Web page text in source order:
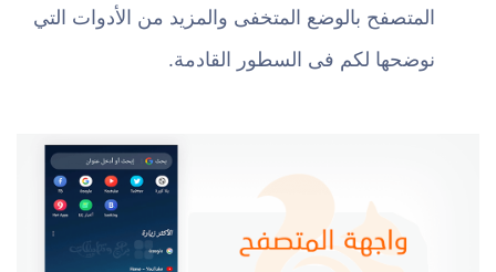
المتصفح بالوضع المتخفى والمزيد من الأدوات التي
نوضحها لكم فى السطور القادمة.